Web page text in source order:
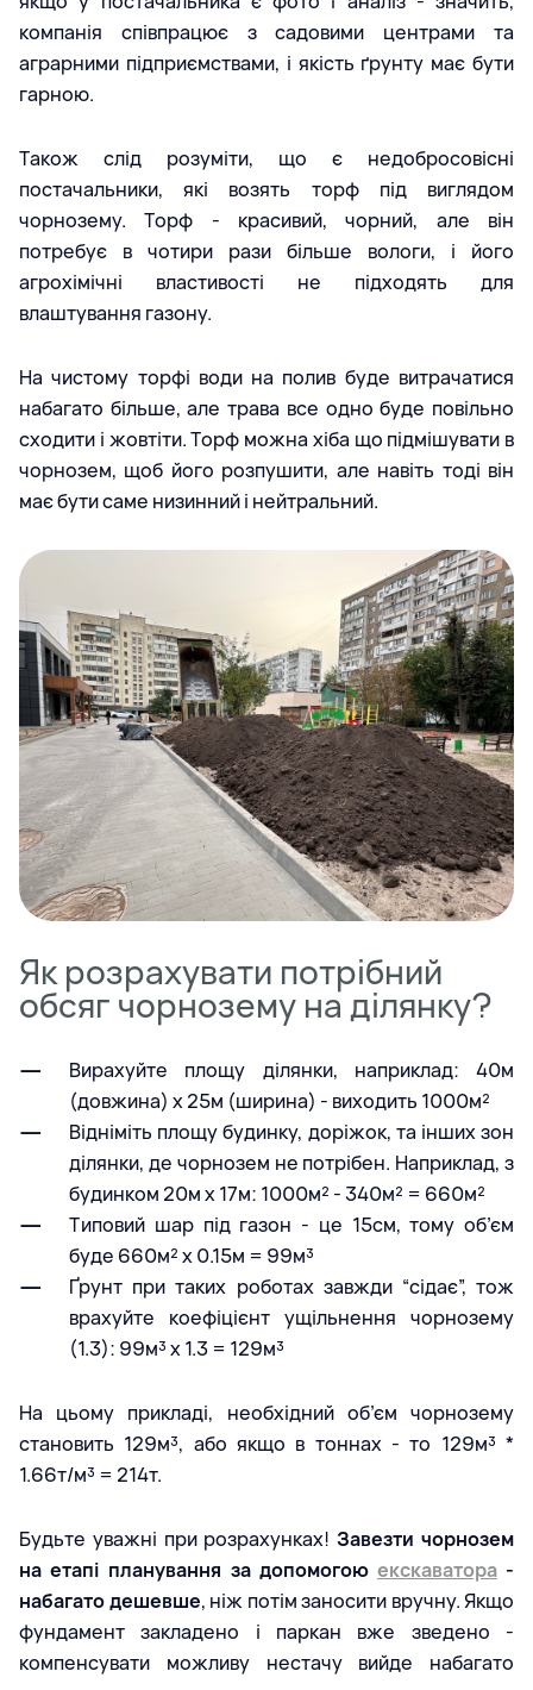
компанія співпрацює з садовими центрами та
аграрними підприємствами, і якість ґрунту має бути
гарною.
Також слід розуміти, що є недобросовісні
постачальники, які возять торф під виглядом
чорнозему. Торф - красивий, чорний, але він
потребує в чотири рази більше вологи, і його
агрохімічні властивості не підходять для
влаштування газону.
На чистому торфі води на полив буде витрачатися
набагато більше, але трава все одно буде повільно
сходити і жовтіти. Торф можна хіба що підмішувати в
чорнозем, щоб його розпушити, але навіть тоді він
має бути саме низинний і нейтральний.
Як розрахувати потрібний
обсяг чорнозему на ділянку?
Вирахуйте площу ділянки, наприклад: 40м
(довжина) х 25м (ширина) - виходить 1000м²
Відніміть площу будинку, доріжок, та інших зон
ділянки, де чорнозем не потрібен. Наприклад, з
будинком 20м х 17м: 1000м² - 340м² = 660м²
Типовий шар під газон - це 15см, тому об’єм
буде 660м² х 0.15м = 99м³
Ґрунт при таких роботах завжди “сідає”, тож
врахуйте коефіцієнт ущільнення чорнозему
(1.3): 99м³ х 1.3 = 129м³
На цьому прикладі, необхідний об’єм чорнозему
становить 129м³, або якщо в тоннах - то 129м³ *
1.66т/м³ = 214т.
Будьте уважні при розрахунках!Завезти чорнозем
на етапі планування за допомогою екскаватора-
набагато дешевше, ніж потім заносити вручну. Якщо
фундамент закладено і паркан вже зведено -
компенсувати можливу нестачу вийде набагато